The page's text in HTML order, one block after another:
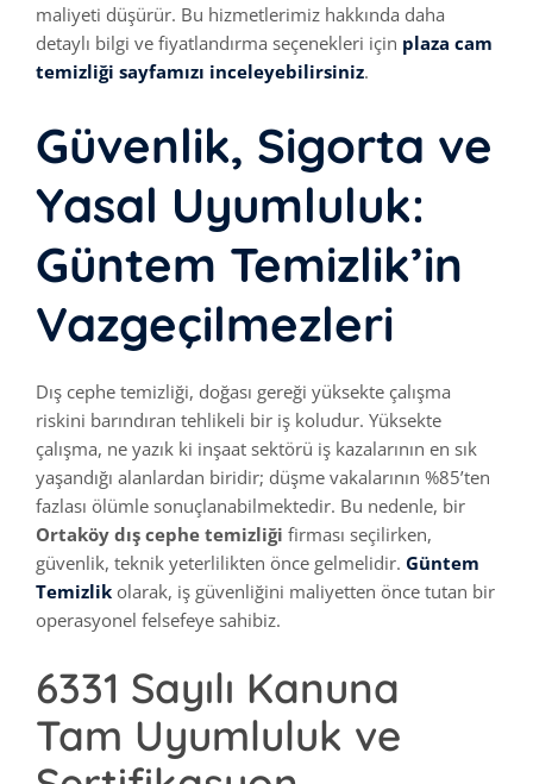
maliyeti düşürür. Bu hizmetlerimiz hakkında daha
detaylı bilgi ve fiyatlandırma seçenekleri için plaza cam
temizliği sayfamızı inceleyebilirsiniz.
Güvenlik, Sigorta ve
Yasal Uyumluluk:
Güntem Temizlik’in
Vazgeçilmezleri
Dış cephe temizliği, doğası gereği yüksekte çalışma
riskini barındıran tehlikeli bir iş koludur. Yüksekte
çalışma, ne yazık ki inşaat sektörü iş kazalarının en sık
yaşandığı alanlardan biridir; düşme vakalarının %85’ten
fazlası ölümle sonuçlanabilmektedir. Bu nedenle, bir
Ortaköy dış cephe temizliği firması seçilirken,
güvenlik, teknik yeterlilikten önce gelmelidir. Güntem
Temizlik olarak, iş güvenliğini maliyetten önce tutan bir
operasyonel felsefeye sahibiz.
6331 Sayılı Kanuna
Tam Uyumluluk ve